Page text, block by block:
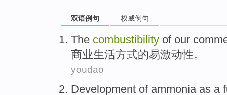
双语例句 权威例句
The combustibility of our
商业生活方式的易激动性。
youdao
Development of ammonia as a